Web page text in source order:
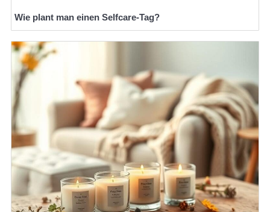
Wie plant man einen Selfcare-Tag?